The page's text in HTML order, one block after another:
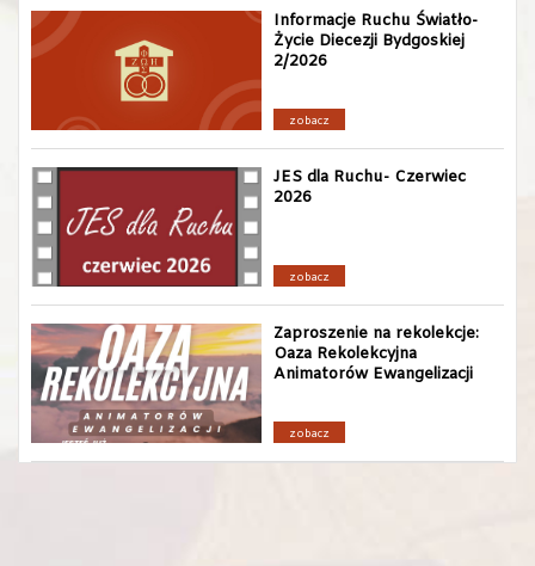
Informacje Ruchu Światło-
Życie Diecezji Bydgoskiej
2/2026
zobacz
JES dla Ruchu- Czerwiec
2026
zobacz
Zaproszenie na rekolekcje:
Oaza Rekolekcyjna
Animatorów Ewangelizacji
zobacz